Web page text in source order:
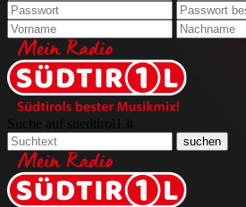
Suche auf suedtirol1.it